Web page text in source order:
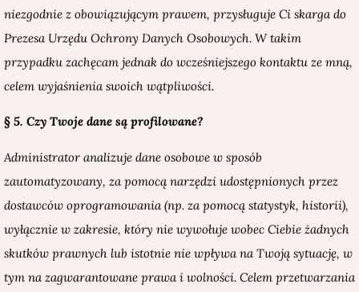
niezgodnie z obowiązującym prawem, przysługuje Ci skarga do
Prezesa Urzędu Ochrony Danych Osobowych. W takim
przypadku zachęcam jednak do wcześniejszego kontaktu ze mną,
celem wyjaśnienia swoich wątpliwości.
§ 5. Czy Twoje dane są profilowane?
Administrator analizuje dane osobowe w sposób
zautomatyzowany, za pomocą narzędzi udostępnionych przez
dostawców oprogramowania (np. za pomocą statystyk, historii),
wyłącznie w zakresie, który nie wywołuje wobec Ciebie żadnych
skutków prawnych lub istotnie nie wpływa na Twoją sytuację, w
tym na zagwarantowane prawa i wolności. Celem przetwarzania